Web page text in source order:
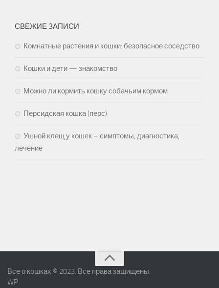
СВЕЖИЕ ЗАПИСИ
Комнатные растения и кошки: безопасное соседство
Кошки и дети — знакомство
Можно ли кормить кошку собачьим кормом
Персидская кошка (перс)
Ушной клещ у кошек – симптомы, диагностика,
лечение
Все о кошках © 2023. Все права защищены.
WP